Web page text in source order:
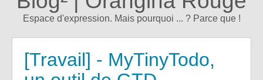
Espace d'expression. Mais pourquoi ... ? Parce que !
[Travail] - MyTinyTodo,